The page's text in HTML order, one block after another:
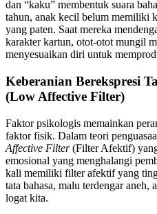
dan “kaku” membentuk suara
tahun, anak kecil belum memiliki
yang paten. Saat mereka
karakter kartun, otot-otot mungil
menyesuaikan diri untuk
Keberanian Berekspresi
(Low Affective Filter)
Faktor psikologis memainkan
faktor fisik. Dalam teori
Affective Filter(Filter Afektif)
emosional yang menghalangi
kali memiliki filter afektif yang
tata bahasa, malu terdengar aneh,
logat kita.